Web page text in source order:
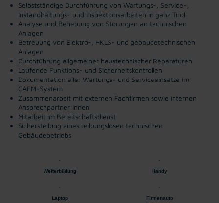
Selbstständige Durchführung von Wartungs-, Service-,
Instandhaltungs- und Inspektionsarbeiten in ganz Tirol
Analyse und Behebung von Störungen an technischen
Anlagen
Betreuung von Elektro-, HKLS- und gebäudetechnischen
Anlagen
Durchführung allgemeiner haustechnischer Reparaturen
Laufende Funktions- und Sicherheitskontrollen
Dokumentation aller Wartungs- und Serviceeinsätze im
CAFM-System
Zusammenarbeit mit externen Fachfirmen sowie internen
Ansprechpartner:innen
Mitarbeit im Bereitschaftsdienst
Sicherstellung eines reibungslosen technischen
Gebäudebetriebs
Weiterbildung Handy
Laptop Firmenauto